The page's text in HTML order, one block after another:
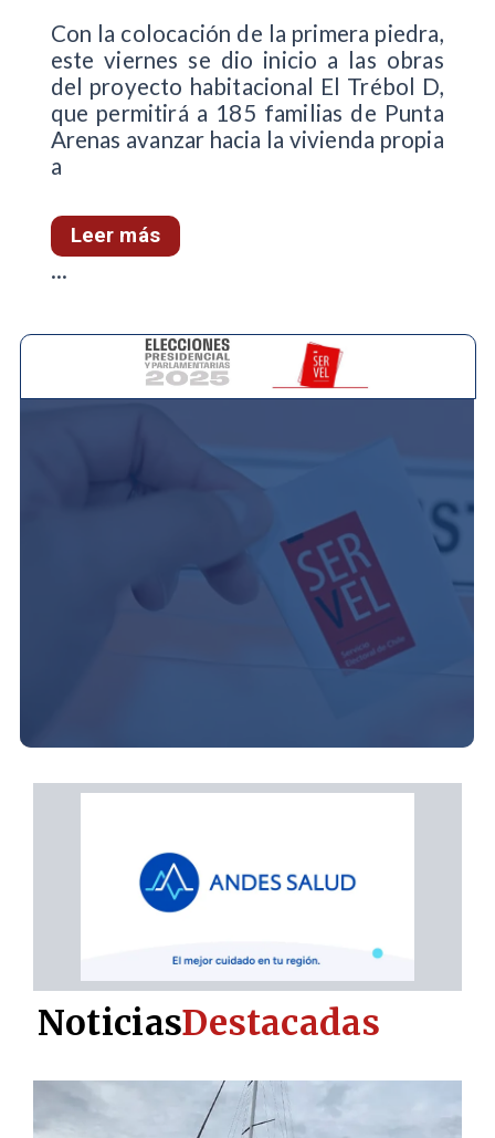
Con la colocación de la primera piedra,
este viernes se dio inicio a las obras
del proyecto habitacional El Trébol D,
que permitirá a 185 familias de Punta
Arenas avanzar hacia la vivienda propia
a
Leer más
...
NoticiasDestacadas